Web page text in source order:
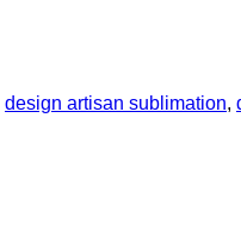
design artisan sublimation,